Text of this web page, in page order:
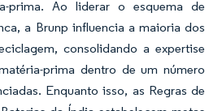
prima. Ao liderar o esquema de
a Brunp influencia a maioria dos
consolidando a expertise
prima dentro de um número
Enquanto isso, as Regras de